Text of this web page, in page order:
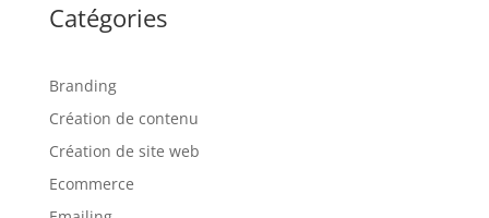
Catégories
Branding
Création de contenu
Création de site web
Ecommerce